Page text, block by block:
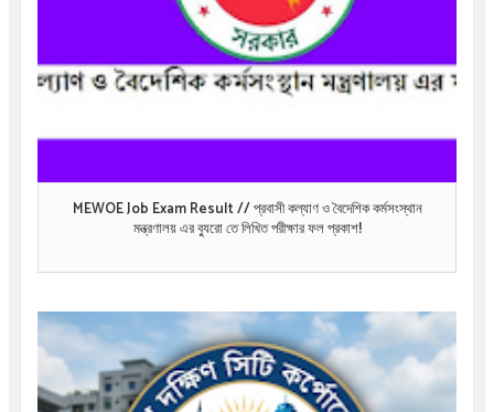
MEWOE Job Exam Result // প্রবাসী কল্যাণ ও বৈদেশিক কর্মসংস্থান
মন্ত্রণালয় এর ব্যুরো তে লিখিত পরীক্ষার ফল প্রকাশ!